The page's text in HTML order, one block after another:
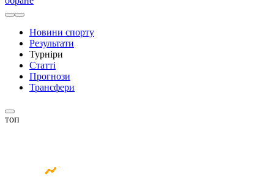
Новини спорту
Результати
Турніри
Статті
Прогнози
Трансфери
топ